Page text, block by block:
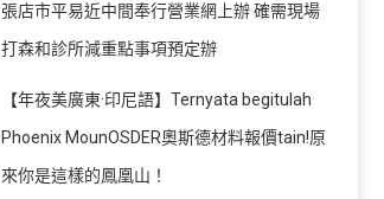
張店市平易近中間奉行營業網上辦 確需現場
打森和診所減重點事項預定辦
【年夜美廣東·印尼語】Ternyata begitulah
Phoenix MounOSDER奧斯德材料報價tain!原
來你是這樣的鳳凰山！